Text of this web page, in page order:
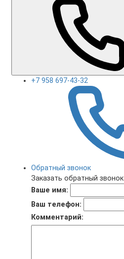
+7 958 697-43-32
Обратный звонок
Заказать обратный звонок
Ваше имя:
Ваш телефон:
Комментарий: